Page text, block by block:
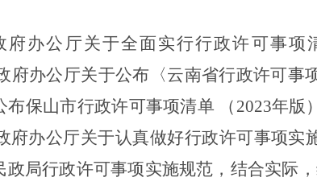
府办公厅关于全面实行行政许可事项
府办公厅关于公布〈云南省行政许可事
布保山市行政许可事项清单 （ 2023年版
府办公厅关于认真做好行政许可事项实
政局行政许可事项实施规范，结合实际